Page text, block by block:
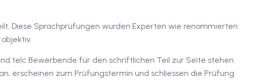
Diese Sprachprüfungen wurden Experten wie renommierten
telc Bewerbende für den schriftlichen Teil zur Seite stehen.
erscheinen zum Prüfungstermin und schliessen die Prüfung